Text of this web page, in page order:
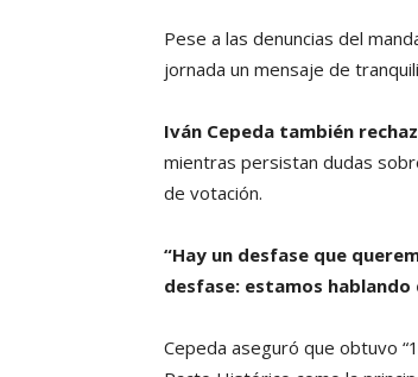
Pese a las denuncias del
jornada un mensaje de
Iván Cepeda también
mientras persistan dudas
de votación.
“Hay un desfase que
desfase: estamos hablando
Cepeda aseguró que obtuvo